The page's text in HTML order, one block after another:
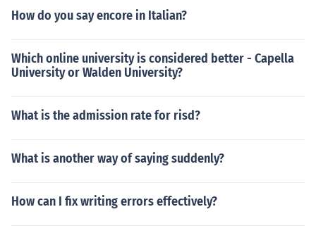
How do you say encore in Italian?
Which online university is considered better - Capella
University or Walden University?
What is the admission rate for risd?
What is another way of saying suddenly?
How can I fix writing errors effectively?